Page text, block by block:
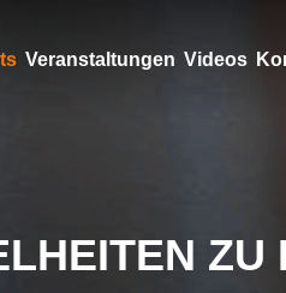
Veranstaltungen Videos
ZU